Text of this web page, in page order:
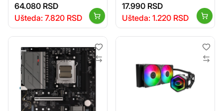
64.080 RSD
Ušteda: 7.820 RSD
2.5 Gbps, WIFI6, USB, Micro-
ATX
17.990 RSD
Ušteda: 1.220 RSD